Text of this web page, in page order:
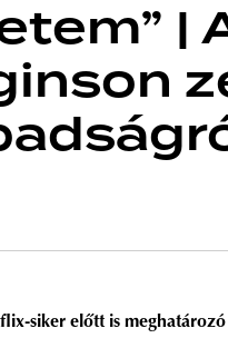
|
siker előtt is